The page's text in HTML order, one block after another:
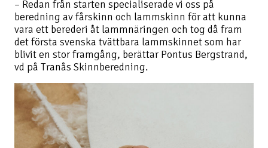
– Redan från starten specialiserade vi oss på
beredning av fårskinn och lammskinn för att kunna
vara ett berederi åt lammnäringen och tog då fram
det första svenska tvättbara lammskinnet som har
blivit en stor framgång, berättar Pontus Bergstrand,
vd på Tranås Skinnberedning.